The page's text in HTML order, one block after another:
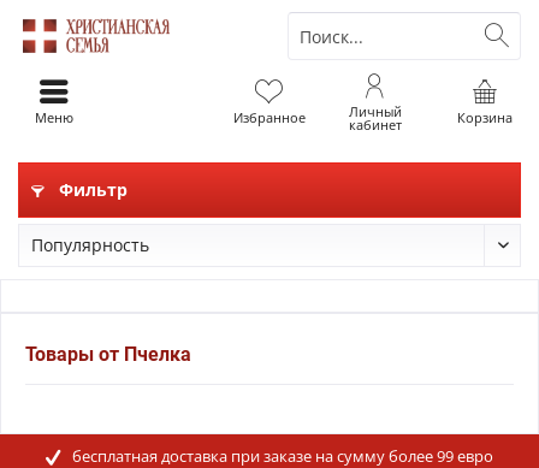
Корзина
Избранное Личный
кабинет
Меню
Фильтр
Товары от Пчелка
бесплатная доставка при заказе на сумму более 99 евро